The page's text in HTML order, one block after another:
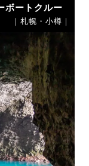
ボートクルー
｜札幌・小樽｜